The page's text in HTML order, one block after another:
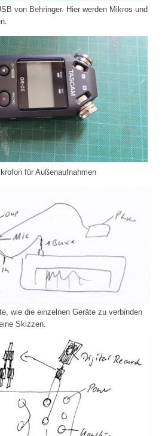
von Behringer. Hier werden Mikros und
für Außenaufnahmen
wie die einzelnen Geräte zu verbinden
Skizzen.